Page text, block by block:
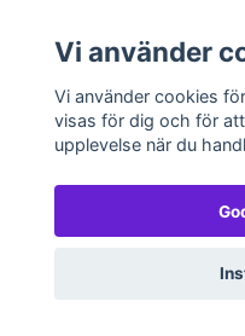
Sd Kfz 10/4 Light AA
Vi använder
Vi använder cookies
visas för dig och för
upplevelse när du